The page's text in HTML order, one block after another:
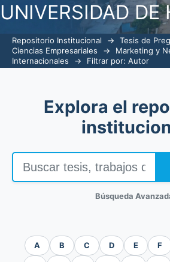
UNIVERSIDAD
Repositorio Institucional → Tesis de
Ciencias Empresariales
→
Marketing y
Internacionales
→ Filtrar por: Autor
Explora el
Búsqueda
A B C D E F